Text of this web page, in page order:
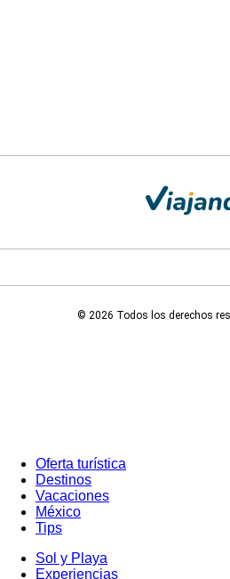
© 2026 Todos los derechos
Oferta turística
Destinos
Vacaciones
México
Tips
Sol y Playa
Experiencias